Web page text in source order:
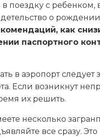
в поездку с ребенком,
о
как
паспортного
в аэропорт следует
Если возникнут
их решить.
несколько
все сразу. Это